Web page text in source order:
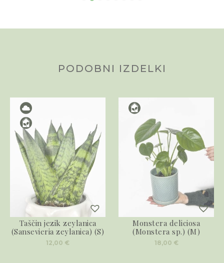
PODOBNI IZDELKI
Taščin jezik zeylanica
(Sansevieria zeylanica) (S)
12,00 €
Monstera deliciosa
(Monstera sp.) (M)
18,00 €